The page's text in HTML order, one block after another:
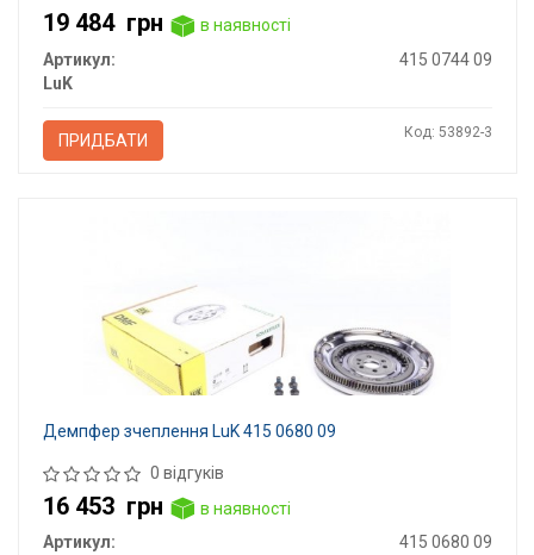
19 484 грн
в наявності
Артикул:
415 0744 09
LuK
ПРИДБАТИ Код: 53892-3
Демпфер зчеплення LuK 415 0680 09
0 відгуків
16 453 грн
в наявності
Артикул:
415 0680 09